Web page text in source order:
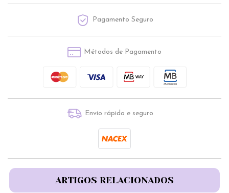
Pagamento Seguro
Métodos de Pagamento
Envio rápido e seguro
ARTIGOS RELACIONADOS